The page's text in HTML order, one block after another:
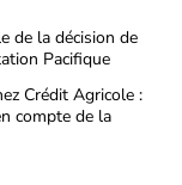
de la décision de
Pacifique
Crédit Agricole :
compte de la